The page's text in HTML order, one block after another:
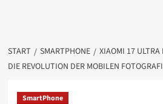
START SMARTPHONE
XIAOMI 17
DIE REVOLUTION DER MOBILEN
SmartPhone